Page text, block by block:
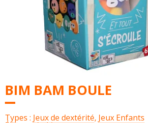
BIM BAM BOULE
Types : Jeux de dextérité, Jeux Enfants